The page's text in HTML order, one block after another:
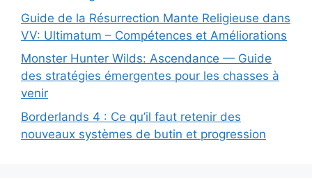
Guide de la Résurrection Mante Religieuse dans
VV: Ultimatum – Compétences et Améliorations
Monster Hunter Wilds: Ascendance — Guide
des stratégies émergentes pour les chasses à
venir
Borderlands 4 : Ce qu’il faut retenir des
nouveaux systèmes de butin et progression